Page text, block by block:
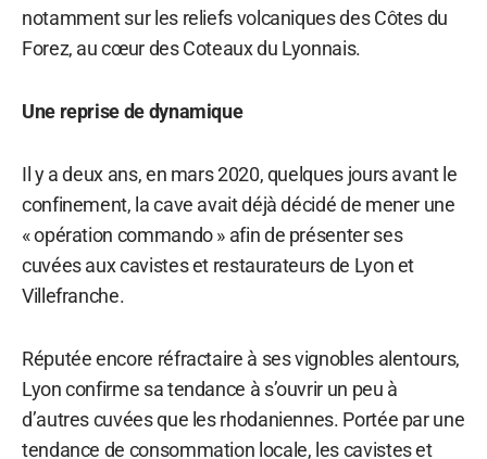
notamment sur les reliefs volcaniques des Côtes du
Forez, au cœur des Coteaux du Lyonnais.
Une reprise de dynamique
Il y a deux ans, en mars 2020, quelques jours avant le
confinement, la cave avait déjà décidé de mener une
« opération commando » afin de présenter ses
cuvées aux cavistes et restaurateurs de Lyon et
Villefranche.
Réputée encore réfractaire à ses vignobles alentours,
Lyon confirme sa tendance à s’ouvrir un peu à
d’autres cuvées que les rhodaniennes. Portée par une
tendance de consommation locale, les cavistes et